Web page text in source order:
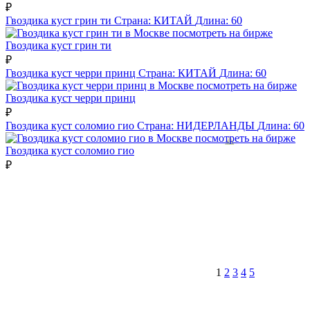
₽
Гвоздика куст грин ти Страна: КИТАЙ Длина: 60
посмотреть на бирже
Гвоздика куст грин ти
₽
Гвоздика куст черри принц Страна: КИТАЙ Длина: 60
посмотреть на бирже
Гвоздика куст черри принц
₽
Гвоздика куст соломио гио Страна: НИДЕРЛАНДЫ Длина: 60
посмотреть на бирже
Гвоздика куст соломио гио
₽
1 2 3 4 5